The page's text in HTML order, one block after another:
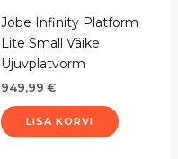
Jobe Infinity Platform
Lite Small Väike
Ujuvplatvorm
949,99 €
LISA KORVI